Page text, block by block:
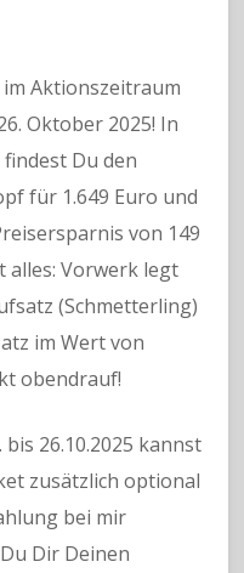
Aktionszeitraum
Oktober 2025! In
Du den
für 1.649 Euro und
von 149
alles: Vorwerk legt
(Schmetterling)
im Wert von
obendrauf!
26.10.2025 kannst
zusätzlich optional
bei mir
Dir Deinen